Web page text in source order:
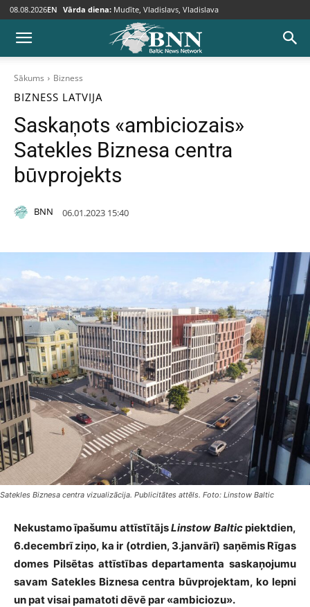
08.08.2026EN Vārda diena: Mudīte, Vladislavs, Vladislava
Sākums Bizness
BIZNESS LATVIJA
Saskaņots «ambiciozais»
Satekles Biznesa centra
būvprojekts
BNN 06.01.2023 15:40
Satekles Biznesa centra vizualizācija. Publicitātes attēls. Foto: Linstow Baltic
Nekustamo īpašumu attīstītājsLinstow Balticpiektdien,
6.decembrī ziņo, ka ir (otrdien, 3.janvārī) saņēmis Rīgas
domes Pilsētas attīstības departamenta saskaņojumu
savam Satekles Biznesa centra būvprojektam, ko lepni
un pat visai pamatoti dēvē par «ambiciozu».